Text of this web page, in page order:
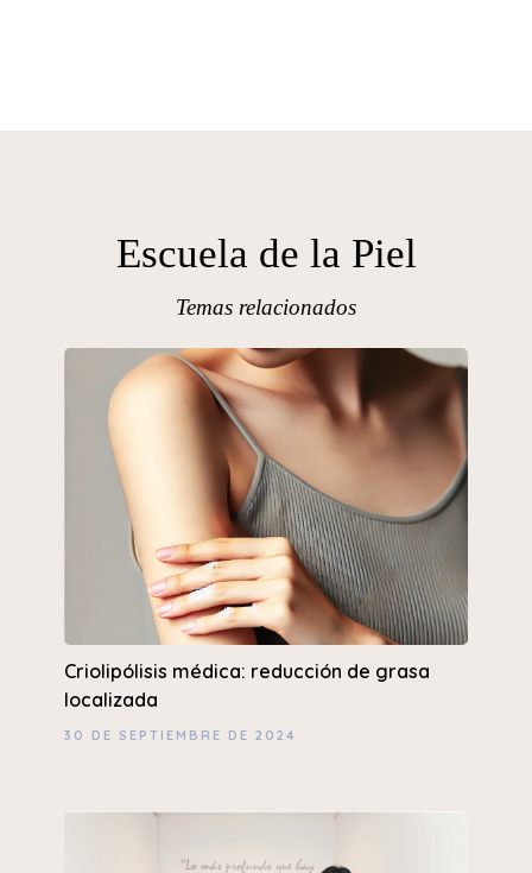
Escuela de la Piel
Temas relacionados
Criolipólisis médica: reducción de grasa
localizada
30 DE SEPTIEMBRE DE 2024